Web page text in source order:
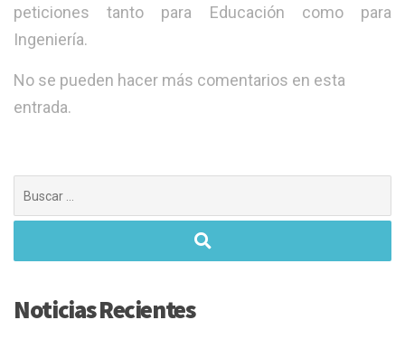
peticiones tanto para Educación como para
Ingeniería.
No se pueden hacer más comentarios en esta
entrada.
Noticias Recientes